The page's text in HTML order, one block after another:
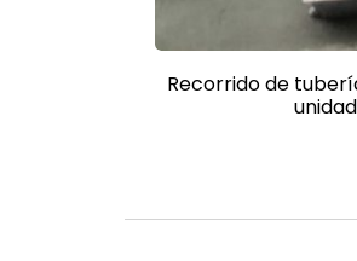
Recorrido de